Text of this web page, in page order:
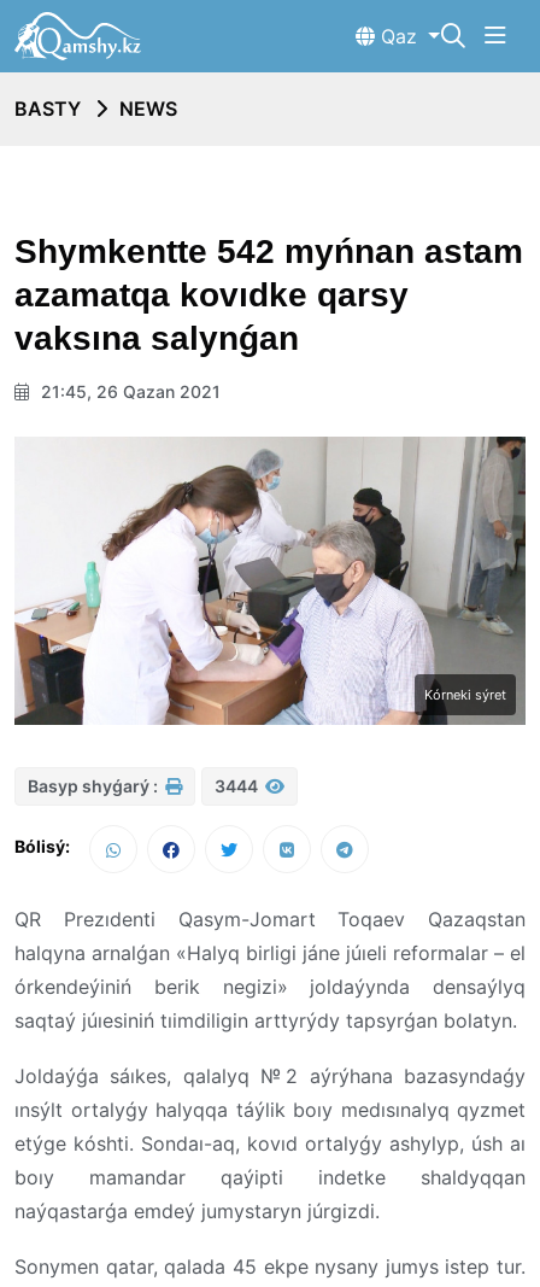
Qaz
BASTY NEWS
Shymkentte 542 myńnan astam
azamatqa kovıdke qarsy
vaksına salynǵan
21:45, 26 Qazan 2021
Kórneki sýret
Basyp shyǵarý : 3444
Bólisý:
QR Prezıdenti Qasym-Jomart Toqaev Qazaqstan
halqyna arnalǵan «Halyq birligi jáne júıeli reformalar – el
órkendeýiniń berik negizi» joldaýynda densaýlyq
saqtaý júıesiniń tıimdiligin arttyrýdy tapsyrǵan bolatyn.
Joldaýǵa sáıkes, qalalyq №2 aýrýhana bazasyndaǵy
ınsýlt ortalyǵy halyqqa táýlik boıy medısınalyq qyzmet
etýge kóshti. Sondaı-aq, kovıd ortalyǵy ashylyp, úsh aı
boıy mamandar qaýipti indetke shaldyqqan
naýqastarǵa emdeý jumystaryn júrgizdi.
Sonymen qatar, qalada 45 ekpe nysany jumys istep tur.